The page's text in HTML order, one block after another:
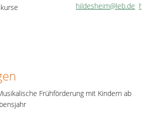
hildesheim@leb.de
Frühförderung mit Kindern ab